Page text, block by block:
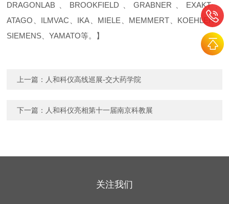
DRAGONLAB
BROOKFIELD 、GRABNER EXAKT、
ATAGO
ILMVAC IKA MIELE MEMMERT KOEHLER、
SIEMENS 、YAMATO等。】
上一篇： 人和科仪高线巡展-交大药学院
下一篇： 人和科仪亮相第十一届南京科教展
关注我们